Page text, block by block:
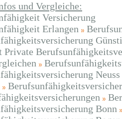
und Vergleiche:
Versicherung
Erlangen
Private
Neuss
Bonn